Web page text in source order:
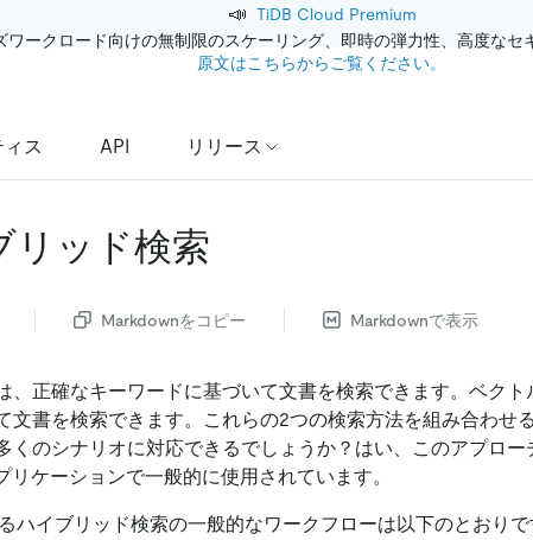
📣 TiDB Cloud Premium
ークロード向けの無制限のスケーリング、即時の弾力性、高度なセ
原文はこちらからご覧ください。
ス API リリース
リッド検索
Markdownをコピー Markdownで表示
、正確なキーワードに基づいて文書を検索できます。ベク
文書を検索できます。これらの2つの検索方法を組み合わせ
くのシナリオに対応できるでしょうか？はい、このアプロ
リケーションで一般的に使用されています。
ハイブリッド検索の一般的なワークフローは以下のとおりで